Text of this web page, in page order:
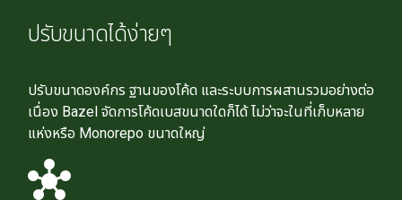
ปรับขนาดได้ง่ายๆ
ปรับขนาดองค์กร ฐานของโค้ด และระบบการผสานรวมอย่างต่อ
เนื่อง Bazel จัดการโค้ดเบสขนาดใดก็ได้ ไม่ว่าจะในที่เก็บหลาย
แห่งหรือ Monorepo ขนาดใหญ่
hub